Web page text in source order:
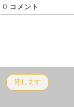
0 コメント
貸します